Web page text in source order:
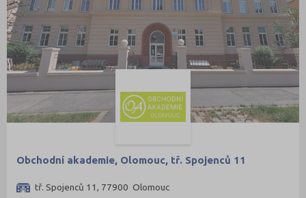
Obchodní akademie, Olomouc, tř. Spojenců 11
tř. Spojenců 11, 77900 Olomouc